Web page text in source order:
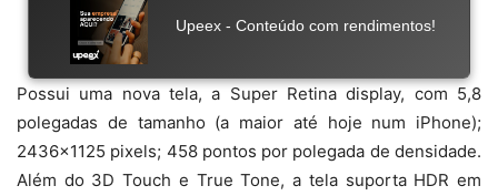
Possui uma nova tela, a Super Retina display, com 5,8
polegadas de tamanho (a maior até hoje num iPhone);
2436×1125 pixels; 458 pontos por polegada de densidade.
Além do 3D Touch e True Tone, a tela suporta HDR em